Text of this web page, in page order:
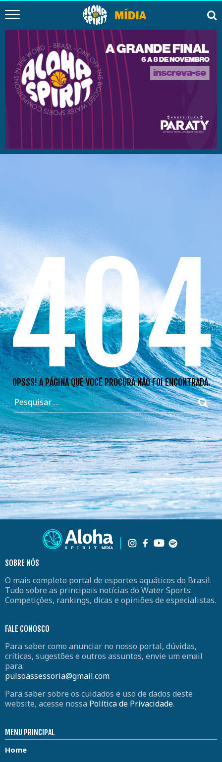
404
OPSSS! A PÁGINA QUE VOCÊ PROCURA NÃO FOI ENCONTRADA.
SOBRE NÓS
O mais completo portal de esportes aquáticos do Brasil.
Tudo sobre as principais notícias do Water Sports:
Competições, rankings, dicas e opiniões de especialistas.
FALE CONOSCO
Para saber como anunciar no nosso portal, dúvidas,
críticas, sugestões e outros assuntos, envie um email
para:
pulsoassessoria@gmail.com
Para saber sobre os cuidados e uso de dados deste
website, acesse nossa Política de Privacidade.
MENU PRINCIPAL
Home